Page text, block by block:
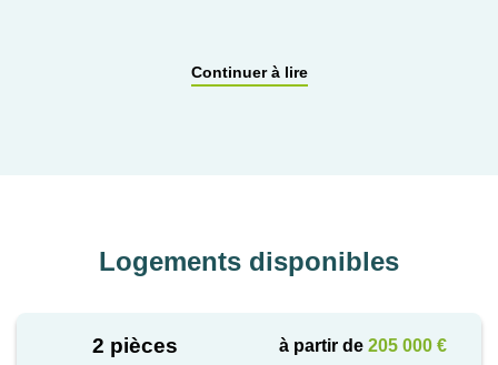
Buch. Appartements neufs du studio au 4 pièces, à
Continuer à lire
Logements disponibles
2 pièces à partir de 205 000 €